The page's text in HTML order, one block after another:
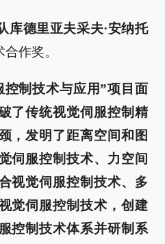
库德里亚夫采夫·安纳托
作奖。
控制技术与应用”项目面
了传统视觉伺服控制精
，发明了距离空间和图
伺服控制技术、力空间
视觉伺服控制技术、多
觉伺服控制技术，创建
控制技术体系并研制系